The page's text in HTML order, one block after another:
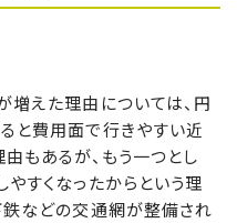
えた理由については、円
と費用面で行きやすい近
もあるが、もう一つとし
すくなったからという理
鉄などの交通網が整備され